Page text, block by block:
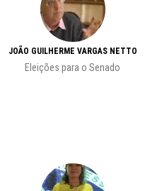
JOÃO GUILHERME VARGAS NETTO
Eleições para o Senado